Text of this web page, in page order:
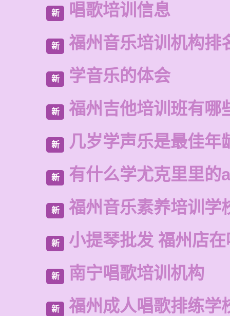
新 唱歌培训信息
新 福州音乐培训机构排
新 学音乐的体会
新 福州吉他培训班有哪
新 几岁学声乐是最佳年
新 有什么学尤克里里的
新 福州音乐素养培训学
新 小提琴批发 福州店
新 南宁唱歌培训机构
新 福州成人唱歌排练学